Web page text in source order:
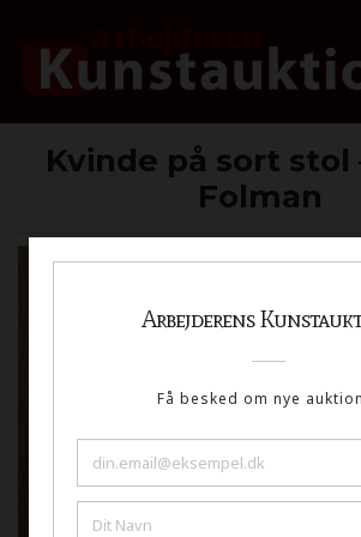
Kvinde på sort stol
Folman